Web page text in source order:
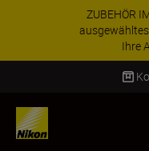
ZUBEHÖR IM
ausgewähltes
Ihre
Lieferung